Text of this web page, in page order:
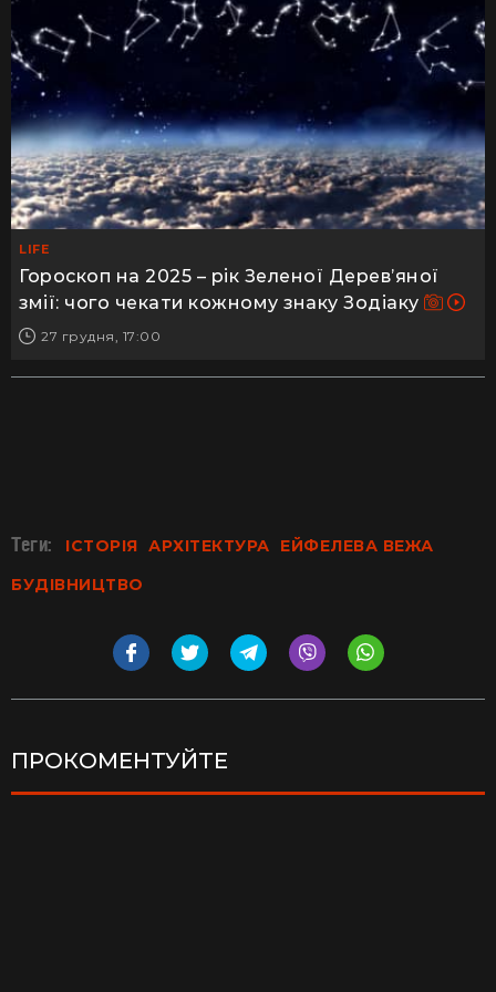
LIFE
Гороскоп на 2025 – рік Зеленої Дерев’яної
змії: чого чекати кожному знаку Зодіаку
27 грудня, 17:00
Теги: ІСТОРІЯ АРХІТЕКТУРА
ЕЙФЕЛЕВА ВЕЖА
БУДІВНИЦТВО
ПРОКОМЕНТУЙТЕ